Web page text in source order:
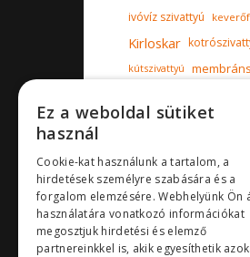
ivóvíz szivattyú
Kirloskar
kútszivattyú
Milton Roy Mixing
mérőműszer oldott
pH mérő puffer tartály
redoxpotenciál mérő
szabályozó műszer
Ez a weboldal sütiket
használ
Cookie-kat használunk a tartalom, a
hirdetések személyre szabására és a
forgalom elemzésére. Webhelyünk Ön
használatára vonatkozó információkat
megosztjuk hirdetési és elemző
partnereinkkel is, akik egyesíthetik